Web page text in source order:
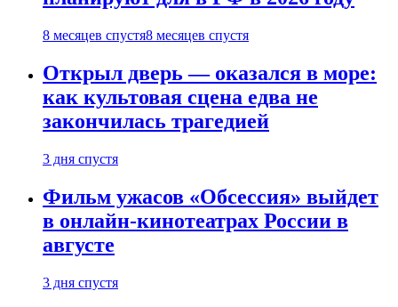
8 месяцев спустя8 месяцев спустя
Открыл дверь — оказался в море:
как культовая сцена едва не
закончилась трагедией
3 дня спустя
Фильм ужасов «Обсессия» выйдет
в онлайн-кинотеатрах России в
августе
3 дня спустя